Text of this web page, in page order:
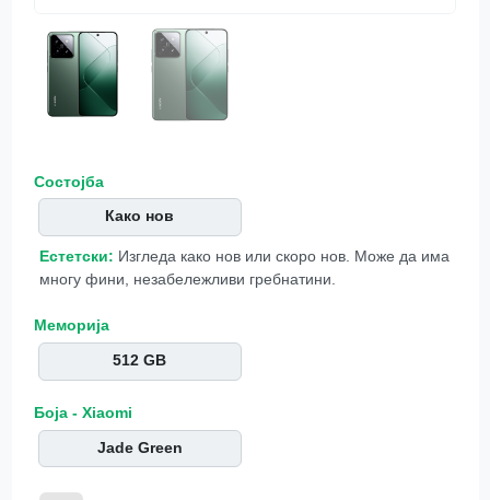
Состојба
Како нов
Естетски: Изгледа како нов или скоро нов. Може да има
многу фини, незабележливи гребнатини.
Меморија
512 GB
Боја - Xiaomi
Jade Green